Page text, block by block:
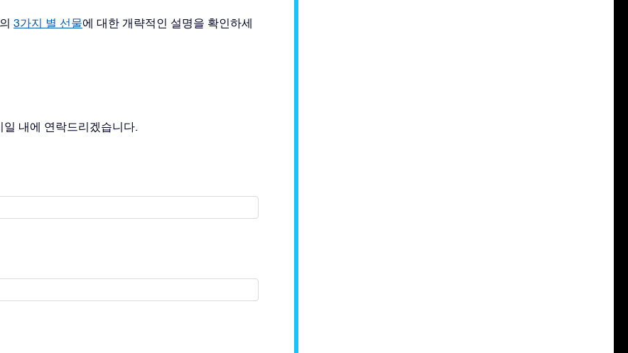
3가지 별 선물에 대한 개략적인 설명을 확인하세
내에 연락드리겠습니다.